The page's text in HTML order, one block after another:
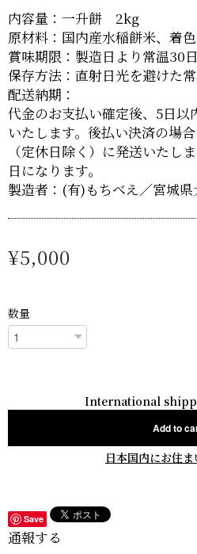
内容量：一升餅 2kg
原材料：国内産水稲餅米、着
賞味期限：製造日より常温30
保存方法：直射日光を避けた
配送納期：
代金のお支払い確定後、5日以
いたします。後払い決済の場
（定休日除く）に発送いたし
日になります。
製造者：(有)もちべえ／宮城県
¥5,000
数量
International
Add to
日本国内にお住
Save
通報する